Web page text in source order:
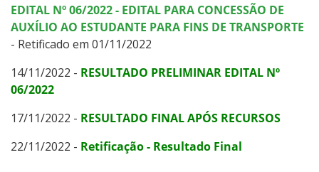
EDITAL Nº 06/2022 - EDITAL PARA CONCESSÃO DE
AUXÍLIO AO ESTUDANTE PARA FINS DE TRANSPORTE
- Retificado em 01/11/2022
14/11/2022 - RESULTADO PRELIMINAR EDITAL Nº
06/2022
17/11/2022 - RESULTADO FINAL APÓS RECURSOS
22/11/2022 - Retificação - Resultado Final